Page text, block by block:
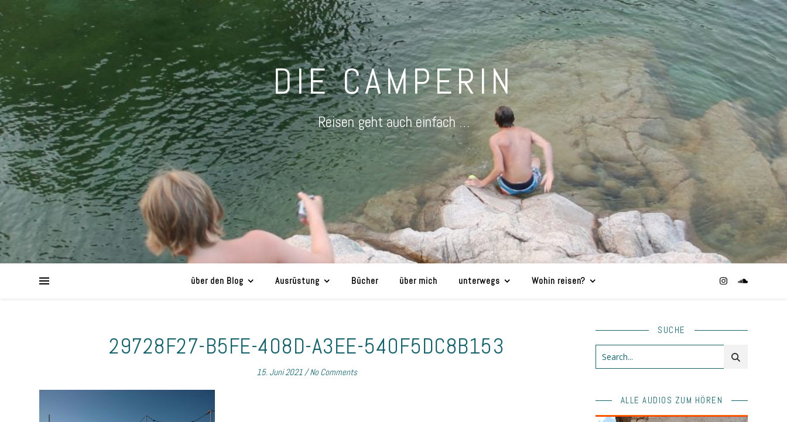
DIE CAMPERIN
Reisen geht auch einfach …
über den Blog Ausrüstung Bücher über mich unterwegs Wohin reisen?
29728F27-B5FE-408D-A3EE-540F5DC8B153
15. Juni 2021/ No Comments
SUCHE
ALLE AUDIOS ZUM HÖREN